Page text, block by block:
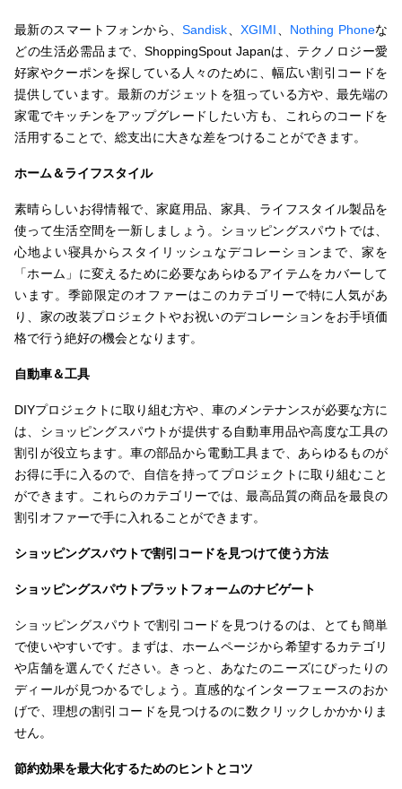
最新のスマートフォンから、Sandisk 、XGIMI Nothing Phoneな
どの生活必需品まで、ShoppingSpout Japanは、テクノロジー愛
好家やクーポンを探している人々のために、幅広い割引コードを
提供しています。最新のガジェットを狙っている方や、最先端の
家電でキッチンをアップグレードしたい方も、これらのコードを
活用することで、総支出に大きな差をつけることができます。
ホーム＆ライフスタイル
素晴らしいお得情報で、家庭用品、家具、ライフスタイル製品を
使って生活空間を一新しましょう。ショッピングスパウトでは、
心地よい寝具からスタイリッシュなデコレーションまで、家を
「ホーム」に変えるために必要なあらゆるアイテムをカバーして
います。季節限定のオファーはこのカテゴリーで特に人気があ
り、家の改装プロジェクトやお祝いのデコレーションをお手頃価
格で行う絶好の機会となります。
自動車＆工具
DIYプロジェクトに取り組む方や、車のメンテナンスが必要な方に
は、ショッピングスパウトが提供する自動車用品や高度な工具の
割引が役立ちます。車の部品から電動工具まで、あらゆるものが
お得に手に入るので、自信を持ってプロジェクトに取り組むこと
ができます。これらのカテゴリーでは、最高品質の商品を最良の
割引オファーで手に入れることができます。
ショッピングスパウトで割引コードを見つけて使う方法
ショッピングスパウトプラットフォームのナビゲート
ショッピングスパウトで割引コードを見つけるのは、とても簡単
で使いやすいです。まずは、ホームページから希望するカテゴリ
や店舗を選んでください。きっと、あなたのニーズにぴったりの
ディールが見つかるでしょう。直感的なインターフェースのおか
げで、理想の割引コードを見つけるのに数クリックしかかかりま
せん。
節約効果を最大化するためのヒントとコツ